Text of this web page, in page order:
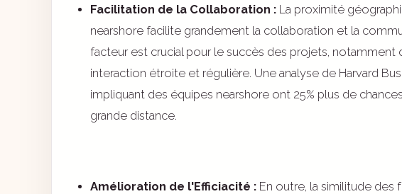
Facilitation de la Collaboration : La proximité
nearshore facilite grandement la collaboration et la
facteur est crucial pour le succès des projets, notamment
interaction étroite et régulière. Une analyse de Harvard
impliquant des équipes nearshore ont 25% plus de
grande distance.
Amélioration de l'Efficiacité : En outre, la similitude des